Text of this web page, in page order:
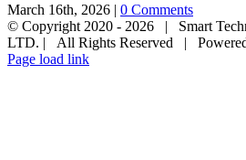
March 16th, 2026 | 0 Comments
© Copyright 2020 - 2026 | Smart
LTD. | All Rights Reserved |
Page load link